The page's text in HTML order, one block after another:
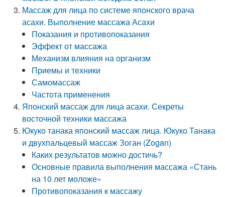
Массаж для лица по системе японского врача
асахи. Выполнение массажа Асахи
Показания и противопоказания
Эффект от массажа
Механизм влияния на организм
Приемы и техники
Самомассаж
Частота применения
Японский массаж для лица асахи. Секреты
восточной техники массажа
Юкуко танака японский массаж лица. Юкуко Танака
и двухпальцевый массаж Зоган (Zogan)
Каких результатов можно достичь?
Основные правила выполнения массажа «Стань
на 10 лет моложе»
Противопоказания к массажу